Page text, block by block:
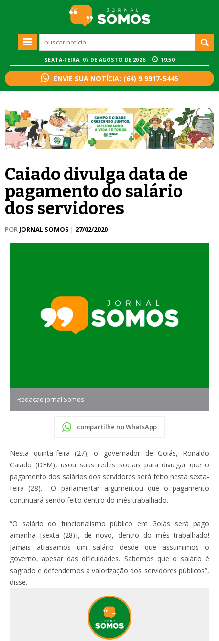
SEXTA-FEIRA, 07 DE AGOSTO DE 2026 19:50
ENVIE SUA NOTÍCIA: (64) 9 9917-5445
Caiado divulga data de
pagamento do salário
dos servidores
POR JORNAL SOMOS | 27/02/2020
Redação Jornal Somos
compartilhe no WhatsApp
Nesta quinta-feira (27), o governador de Goiás, Ronaldo
Caiado (DEM), usou suas redes sociais para divulgar que o
pagamento dos salários dos servidores será feito nesta sexta-
feira (28). O parlamentar argumentou que o pagamento
continuará sendo feito dentro do mês trabalhado.
“O salário do funcionalismo público em Goiás será pago
amanhã [sexta (28)], de novo, dentro do mês trabalhado!
Jamais atrasamos um salário desde que assumimos o
governo, apesar das dificuldades. Sabemos que o salário é
sagrado e defendemos a valorização dos servidores públicos”,
disse.